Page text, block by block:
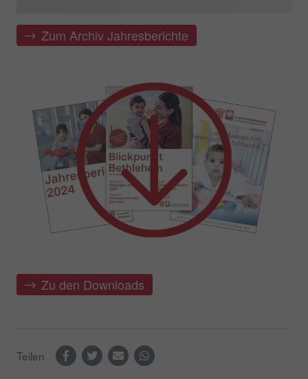
Zum Archiv Jahresberichte
Zu den Downloads
Teilen